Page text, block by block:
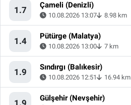
1.7 Çameli (Denizli)
10.08.2026 13:07 8.98 km
1.4 Pütürge (Malatya)
10.08.2026 13:00 7 km
1.9 Sındırgı (Balıkesir)
10.08.2026 12:51 16.94 km
1.9 Gülşehir (Nevşehir)